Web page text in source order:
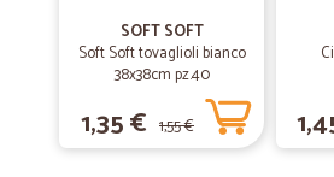
SOFT SOFT
Soft Soft tovaglioli bianco
38x38cm pz.40
1,35 € 1,55 €